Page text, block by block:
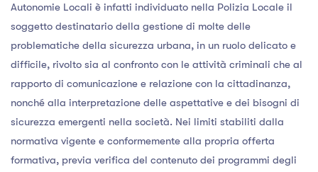
Autonomie Locali è infatti individuato nella Polizia Locale il
soggetto destinatario della gestione di molte delle
problematiche della sicurezza urbana, in un ruolo delicato e
difficile, rivolto sia al confronto con le attività criminali che al
rapporto di comunicazione e relazione con la cittadinanza,
nonché alla interpretazione delle aspettative e dei bisogni di
sicurezza emergenti nella società. Nei limiti stabiliti dalla
normativa vigente e conformemente alla propria offerta
formativa, previa verifica del contenuto dei programmi degli